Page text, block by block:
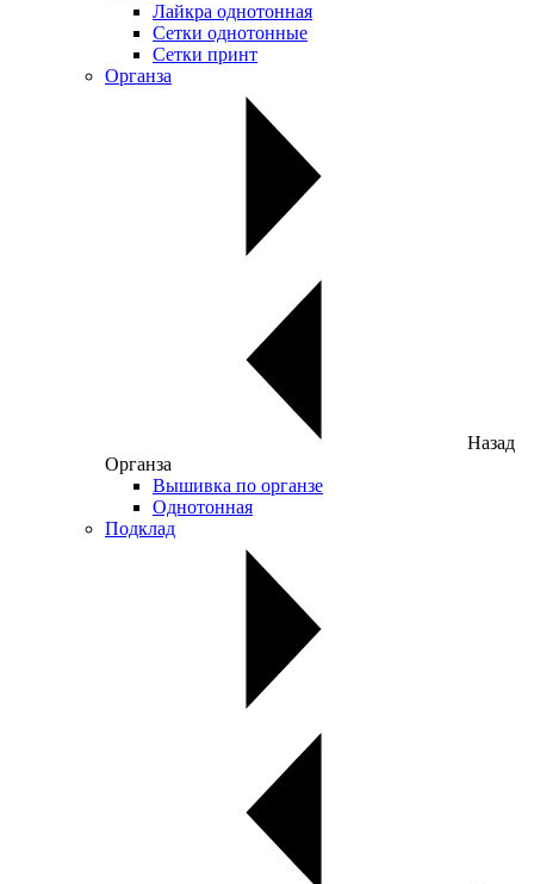
Лайкра однотонная
Сетки однотонные
Сетки принт
Органза
Назад
Органза
Вышивка по органзе
Однотонная
Подклад